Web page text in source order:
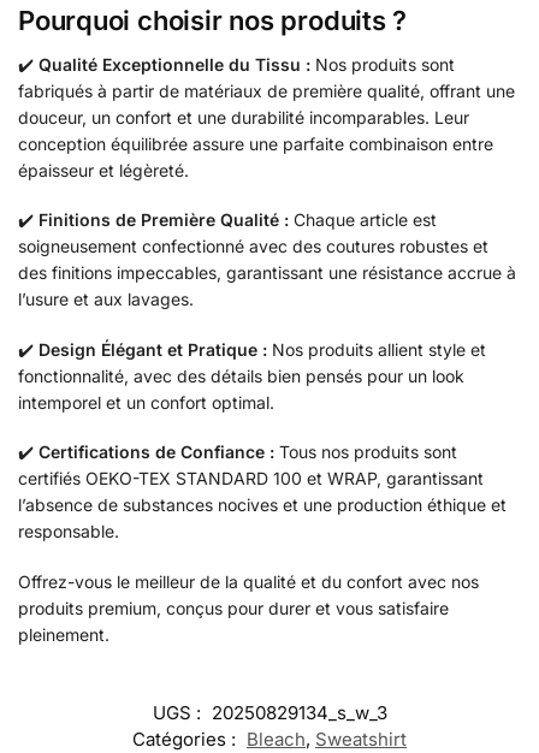
Pourquoi choisir nos produits ?
✔️ Qualité Exceptionnelle du Tissu : Nos produits sont
fabriqués à partir de matériaux de première qualité, offrant une
douceur, un confort et une durabilité incomparables. Leur
conception équilibrée assure une parfaite combinaison entre
épaisseur et légèreté.
✔️ Finitions de Première Qualité : Chaque article est
soigneusement confectionné avec des coutures robustes et
des finitions impeccables, garantissant une résistance accrue à
l’usure et aux lavages.
✔️ Design Élégant et Pratique : Nos produits allient style et
fonctionnalité, avec des détails bien pensés pour un look
intemporel et un confort optimal.
✔️ Certifications de Confiance : Tous nos produits sont
certifiés OEKO-TEX STANDARD 100 et WRAP, garantissant
l’absence de substances nocives et une production éthique et
responsable.
Offrez-vous le meilleur de la qualité et du confort avec nos
produits premium, conçus pour durer et vous satisfaire
pleinement.
UGS : 20250829134_s_w_3
Catégories : Bleach, Sweatshirt